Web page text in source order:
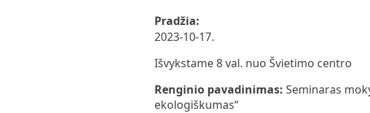
Pradžia:
2023-10-17.
Išvykstame 8 val. nuo Švietimo centro
Renginio pavadinimas: Seminaras
ekologiškumas“